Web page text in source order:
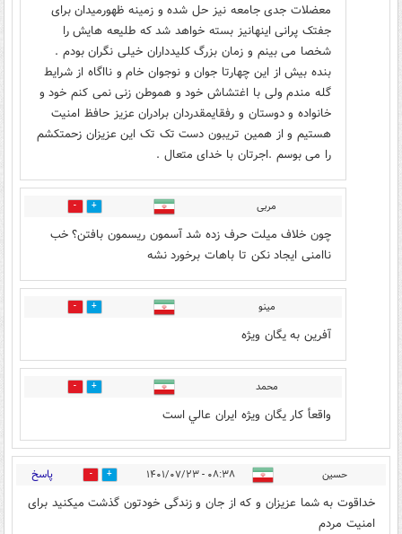
معضلات جدی جامعه نیز حل شده و زمینه ظهورمیدان برای
جفتک پرانی اینهانیز بسته خواهد شد که طلیعه هایش را
شخصا می بینم و زمان بزرگ کلیدداران خیلی نگران بودم .
بنده بیش از این چهارتا جوان و نوجوان خام و نااگاه از شرایط
گله مندم ولی با اغتشاش خود و هموطن زنی نمی کنم خود و
خانواده و دوستان و رفقایمقدردان برادران عزیز حافظ امنیت
هستیم و از همین تریبون دست تک تک این عزیزان زحمتکشم
را می بوسم .اجرتان با خدای متعال .
مربی 15
چون خلاف میلت حرف زده شد آسمون ریسمون بافتن؟ خب
ناامنی ایجاد نکن تا باهات برخورد نشه
مینو 9
آفرین به یگان ویژه
محمد 9
واقعأ كار يگان ويژه ايران عالي است
حسین ۰۸:۳۸ - ۱۴۰۱/۰۷/۲۳ 35 پاسخ
خداقوت به شما عزیزان و که از جان و زندگی خودتون گذشت میکنید برای
امنیت مردم